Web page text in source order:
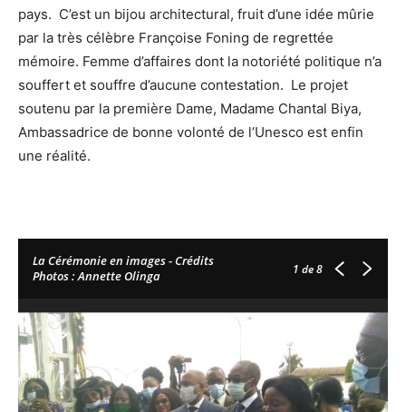
pays. C’est un bijou architectural, fruit d’une idée mûrie
par la très célèbre Françoise Foning de regrettée
mémoire. Femme d’affaires dont la notoriété politique n’a
souffert et souffre d’aucune contestation. Le projet
soutenu par la première Dame, Madame Chantal Biya,
Ambassadrice de bonne volonté de l’Unesco est enfin
une réalité.
La Cérémonie en images - Crédits
Photos : Annette Olinga
1 de 8